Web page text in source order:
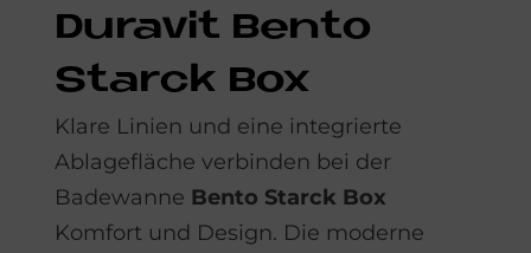
Du­ra­vit Ben­to
Star­ck Box
Klare Linien und eine integrierte
Ablagefläche verbinden bei der
Badewanne Bento Starck Box
Komfort und Design. Die moderne